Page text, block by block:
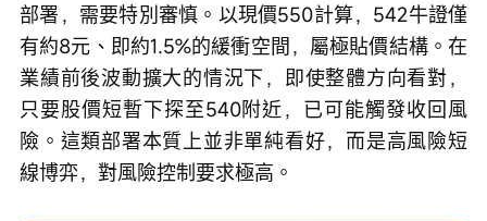
部署，需要特別審慎。以現價550計算，542牛證僅
有約8元、即約1.5%的緩衝空間，屬極貼價結構。在
業績前後波動擴大的情況下，即使整體方向看對，
只要股價短暫下探至540附近，已可能觸發收回風
險。這類部署本質上並非單純看好，而是高風險短
線博弈，對風險控制要求極高。